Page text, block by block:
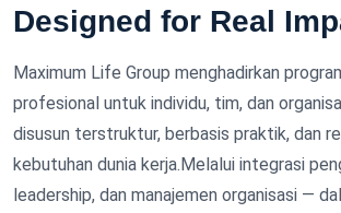
Designed for Real
Maximum Life Group menghadirkan
profesional untuk individu, tim, dan
disusun terstruktur, berbasis praktik, dan
kebutuhan dunia kerja.Melalui integrasi
leadership, dan manajemen organisasi —